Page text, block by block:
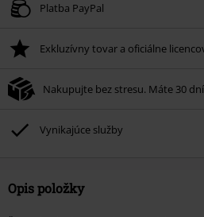
Platné do 8/9/26
Po zadaní kódu v košíku, sa zľava uplatní
Nemožno kombinovať s inými akciovými
knihy, médiá, vstupenky, Rammstein, (Till)
ktorých kúpou podporíte nadáciu.
Platba PayPal
Exkluzívny tovar a oficiálne
Nakupujte bez stresu. Máte 30
Vynikajúce služby
Opis položky